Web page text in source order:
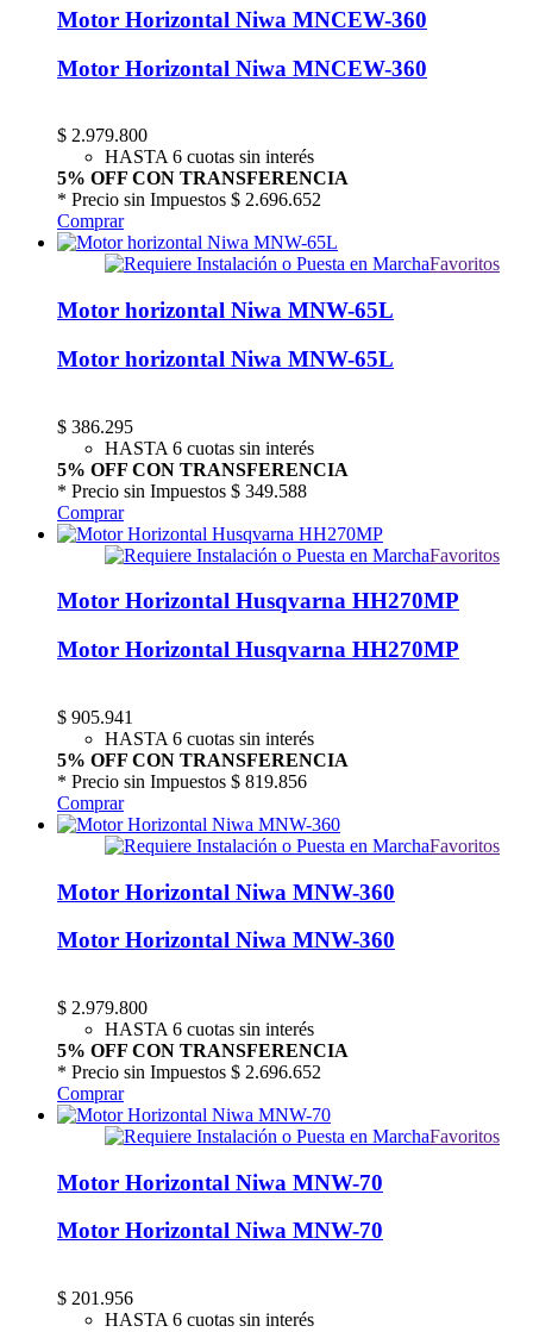
Motor Horizontal Niwa MNCEW-360
Motor Horizontal Niwa MNCEW-360
$ 2.979.800
HASTA 6 cuotas sin interés
5% OFF CON TRANSFERENCIA
* Precio sin Impuestos $ 2.696.652
Comprar
Favoritos
Motor horizontal Niwa MNW-65L
Motor horizontal Niwa MNW-65L
$ 386.295
HASTA 6 cuotas sin interés
5% OFF CON TRANSFERENCIA
* Precio sin Impuestos $ 349.588
Comprar
Favoritos
Motor Horizontal Husqvarna HH270MP
Motor Horizontal Husqvarna HH270MP
$ 905.941
HASTA 6 cuotas sin interés
5% OFF CON TRANSFERENCIA
* Precio sin Impuestos $ 819.856
Comprar
Favoritos
Motor Horizontal Niwa MNW-360
Motor Horizontal Niwa MNW-360
$ 2.979.800
HASTA 6 cuotas sin interés
5% OFF CON TRANSFERENCIA
* Precio sin Impuestos $ 2.696.652
Comprar
Favoritos
Motor Horizontal Niwa MNW-70
Motor Horizontal Niwa MNW-70
$ 201.956
HASTA 6 cuotas sin interés